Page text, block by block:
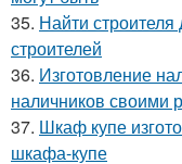
35. Найти
строителей
36. Изготовление
наличников своими
37. Шкаф купе
шкафа-купе